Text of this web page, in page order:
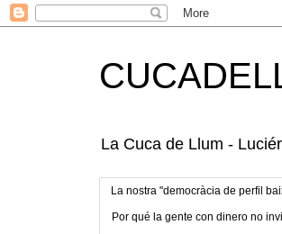
La Cuca de Llum -
La nostra "democràcia de perfil
Por qué la gente con dinero no